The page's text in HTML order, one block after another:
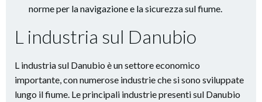
norme per la navigazione e la sicurezza sul fiume.
L industria sul Danubio
L industria sul Danubio è un settore economico
importante, con numerose industrie che si sono sviluppate
lungo il fiume. Le principali industrie presenti sul Danubio